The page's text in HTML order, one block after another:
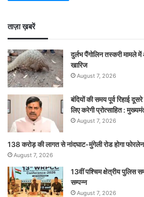
ताज़ा ख़बरें
दुर्लभ पैंगोलिन तस्करी मामले
खारिज
August 7, 2026
बंदियों की समय पूर्व रिहाई
लिए करेगी प्रोत्साहित :
August 7, 2026
138 करोड़ की लागत से नांदघाट-मुंगेली रोड होगा फोरलेन
August 7, 2026
13वीं पश्चिम क्षेत्रीय पुलिस
सम्पन्न
August 7, 2026